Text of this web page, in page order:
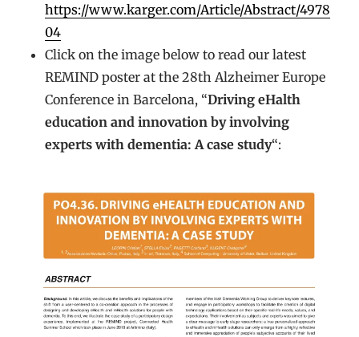
https://www.karger.com/Article/Abstract/4978
04
Click on the image below to read our latest
REMIND poster at the 28th Alzheimer Europe
Conference in Barcelona, “Driving eHalth
education and innovation by involving
experts with dementia: A case study“: